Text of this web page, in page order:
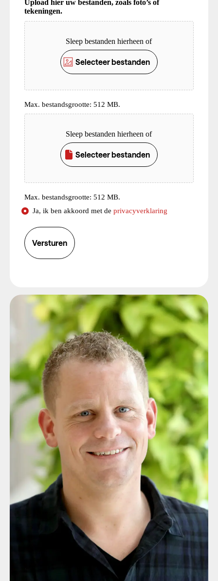
Upload hier uw bestanden, zoals foto’s of
tekeningen.
Upload
Sleep bestanden hierheen of
Selecteer bestanden
Max. bestandsgrootte: 512 MB.
Upload
Sleep bestanden hierheen of
Selecteer bestanden
Max. bestandsgrootte: 512 MB.
Consent
Ja, ik ben akkoord met de privacyverklaring